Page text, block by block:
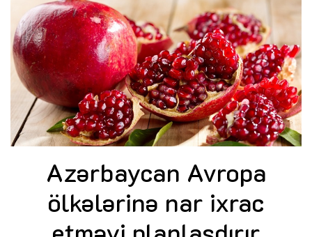
Azərbaycan Avropa
ölkələrinə nar ixrac